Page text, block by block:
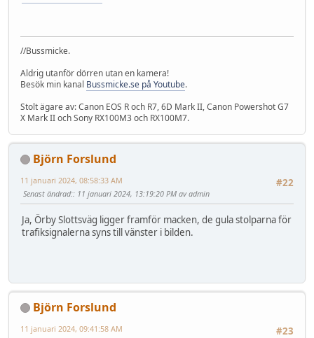
//Bussmicke.
Aldrig utanför dörren utan en kamera!
Besök min kanal Bussmicke.se på Youtube.
Stolt ägare av: Canon EOS R och R7, 6D Mark II, Canon Powershot G7
X Mark II och Sony RX100M3 och RX100M7.
Björn Forslund
#22
11 januari 2024, 08:58:33 AM
Senast ändrad:: 11 januari 2024, 13:19:20 PM av admin
Ja, Örby Slottsväg ligger framför macken, de gula stolparna för
trafiksignalerna syns till vänster i bilden.
Björn Forslund
#23
11 januari 2024, 09:41:58 AM